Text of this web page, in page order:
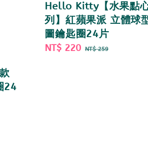
24
Hello Kitty【水果點
列】紅蘋果派 立體球
圖鑰匙圈24片
Sale
NT$ 220 Regular
NT$ 259